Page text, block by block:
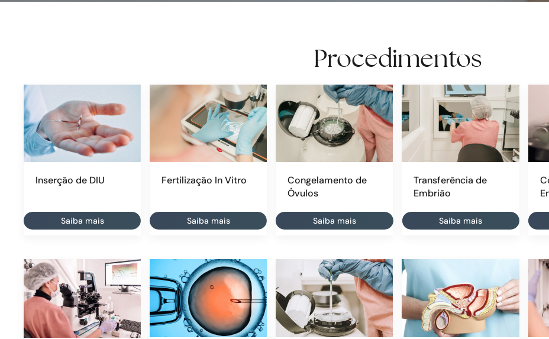
Procedimentos
Inserção de DIU
Saiba mais
Fertilização In Vitro
Saiba mais
Congelamento de
Óvulos
Saiba mais
Transferência de
Embrião
Saiba mais